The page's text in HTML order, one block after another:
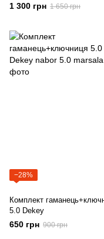
1 300 грн 1 650 грн
−28%
Комплект
5.0 Dekey
650 грн 900 грн